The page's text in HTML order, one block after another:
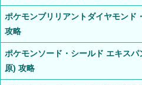
ポケモンブリリアントダイヤモンド
攻略
ポケモンソード・シールド エキス
原) 攻略